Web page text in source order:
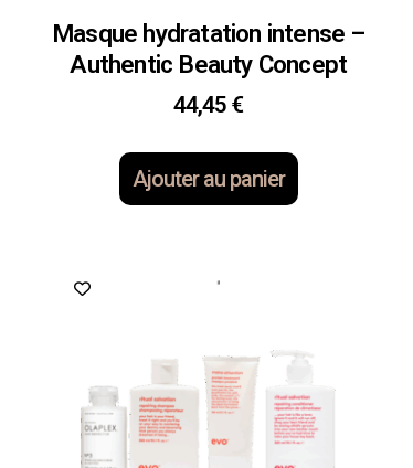
Masque hydratation intense –
Authentic Beauty Concept
44,45 €
Ajouter au panier